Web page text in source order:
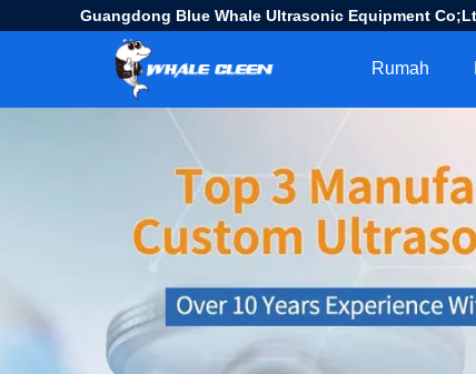
Guangdong Blue Whale Ultrasonic Equipment
Rumah